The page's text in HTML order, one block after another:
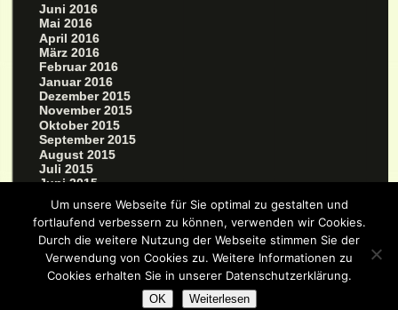
Juni 2016
Mai 2016
April 2016
März 2016
Februar 2016
Januar 2016
Dezember 2015
November 2015
Oktober 2015
September 2015
August 2015
Juli 2015
Juni 2015
Mai 2015
März 2015
Um unsere Webseite für Sie optimal zu gestalten und
fortlaufend verbessern zu können, verwenden wir Cookies.
Durch die weitere Nutzung der Webseite stimmen Sie der
Verwendung von Cookies zu. Weitere Informationen zu
Cookies erhalten Sie in unserer Datenschutzerklärung.
OK Weiterlesen